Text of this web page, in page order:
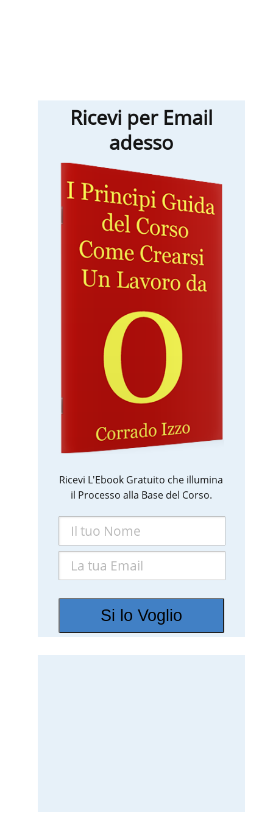
Ricevi per Email
adesso
Ricevi L'Ebook Gratuito che illumina
il Processo alla Base del Corso.